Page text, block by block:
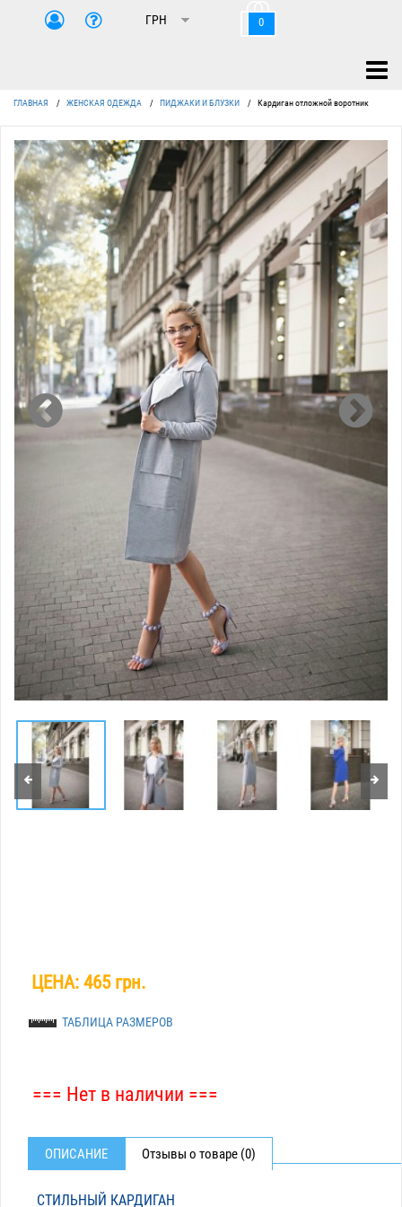
0
ГЛАВНАЯ / ЖЕНСКАЯ ОДЕЖДА / ПИДЖАКИ И БЛУЗКИ / Кардиган отложной воротник
ЦЕНА: 465 грн.
ТАБЛИЦА РАЗМЕРОВ
=== Нет в наличии ===
ОПИСАНИЕ Отзывы о товаре (0)
СТИЛЬНЫЙ КАРДИГАН